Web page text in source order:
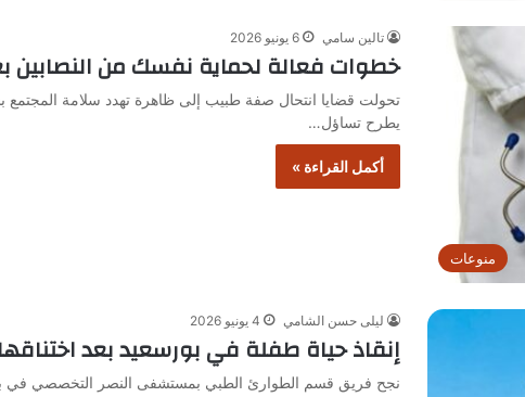
منوعات
تالين سامي 6 يونيو 2026
خطوات فعالة لحماية نفسك من النصابين
تحولت قضايا انتحال صفة طبيب إلى ظاهرة تهدد سلامة
يطرح تساؤل…
أكمل القراءة »
ليلى حسن الشامي 4 يونيو 2026
إنقاذ حياة طفلة في بورسعيد بعد
نجح فريق قسم الطوارئ الطبي بمستشفى النصر التخصصي في